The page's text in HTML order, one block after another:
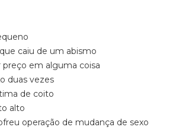
caiu de um abismo
preço em alguma coisa
duas vezes
de coito
alto
operação de mudança de sexo